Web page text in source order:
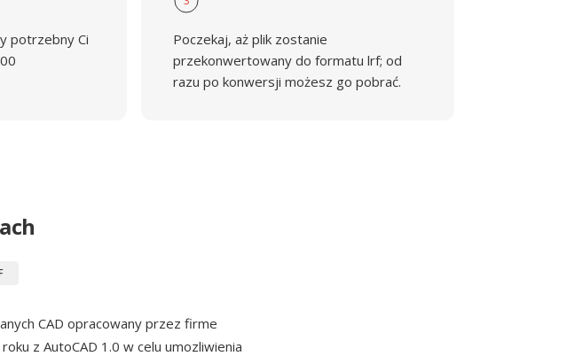
potrzebny Ci
Poczekaj, aż plik zostanie
przekonwertowany do formatu lrf; od
razu po konwersji możesz go pobrać.
CAD opracowany przez firme
z AutoCAD 1.0 w celu umozliwienia